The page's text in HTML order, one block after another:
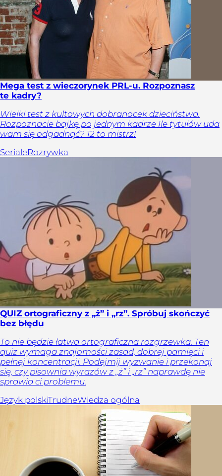
Mega test z wieczorynek PRL-u. Rozpoznasz
te kadry?
Wielki test z kultowych dobranocek dzieciństwa.
Rozpoznacie bajkę po jednym kadrze Ile tytułów uda
wam się odgadnąć? 12 to mistrz!
SerialeRozrywka
QUIZ ortograficzny z „ż” i „rz”. Spróbuj skończyć
bez błędu
To nie będzie łatwa ortograficzna rozgrzewka. Ten
quiz wymaga znajomości zasad, dobrej pamięci i
pełnej koncentracji. Podejmij wyzwanie i przekonaj
się, czy pisownia wyrazów z „ż” i „rz” naprawdę nie
sprawia ci problemu.
Język polskiTrudneWiedza ogólna